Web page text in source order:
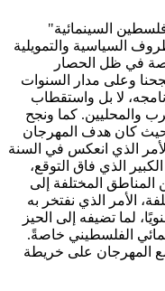
السينمائية"
السياسية والتمويلية
في ظل الحصار
وعلى مدار السنوات
لا بل واستقطاب
والمحليين. كما ونجح
حيث كان هدف المهرجان
الأمر الذي انعكس في السنة
الذي فاق التوقع،
المختلفة إلى
الأمر الذي نفتخر به
لما تضيفه إلى الحيز
الفلسطيني خاصةً.
المهرجان على خريطة